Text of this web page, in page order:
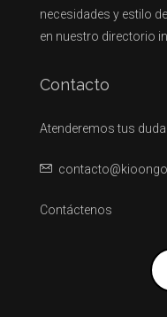
necesidades y estilo
en nuestro directorio
Contacto
Atenderemos tus
Contáctenos